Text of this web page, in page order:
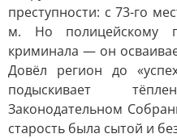
преступности: с 73-го
м. Но полицейскому
криминала — он
Довёл регион до
подыскивает
Законодательном
старость была сытой и